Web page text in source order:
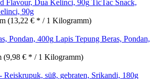
TicTac Snack,
90g
(13,22 € * / 1 Kilogramm)
Lapis Tepung Beras, Pondan,
(9,98 € * / 1 Kilogramm)